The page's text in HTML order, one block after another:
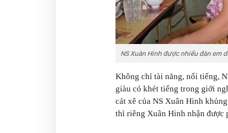
NS Xuân Hinh được nhiều đàn em
Không chỉ tài năng, nổi tiếng,
giàu có khét tiếng trong giới
cát xê của NS Xuân Hinh
thì riêng Xuân Hinh nhận được